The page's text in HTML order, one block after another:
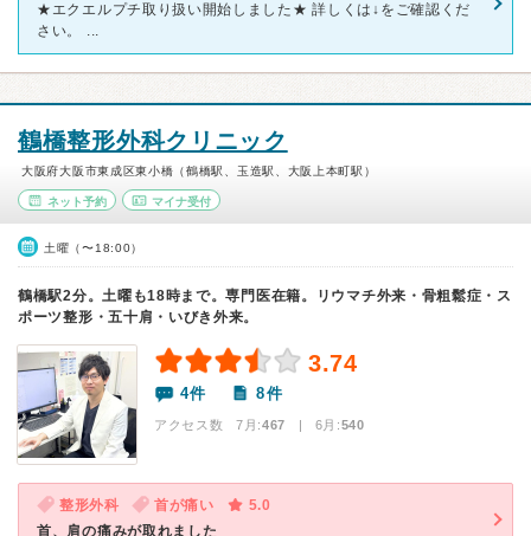
★エクエルプチ取り扱い開始しました★ 詳しくは↓をご確認くだ
さい。 ...
鶴橋整形外科クリニック
大阪府大阪市東成区東小橋（鶴橋駅、玉造駅、大阪上本町駅）
ネット予約 マイナ受付
土曜（〜18:00）
鶴橋駅2分。土曜も18時まで。専門医在籍。リウマチ外来・骨粗鬆症・ス
ポーツ整形・五十肩・いびき外来。
3.74
4件 8件
アクセス数 7月:467 | 6月:540
整形外科 首が痛い
5.0
首、肩の痛みが取れました